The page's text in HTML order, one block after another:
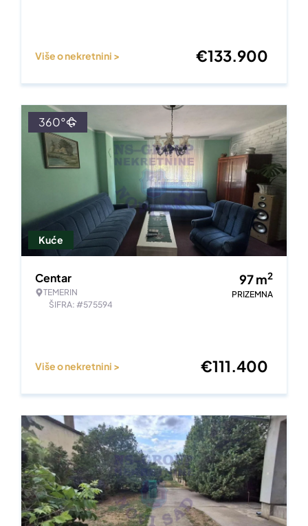
Više o nekretnini > €133.900
Kuće
360°
Centar
TEMERIN
ŠIFRA: #575594
97m2
PRIZEMNA
Više o nekretnini > €111.400